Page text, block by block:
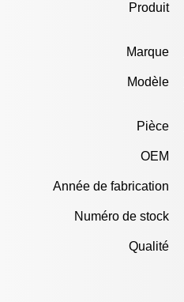
Produit
Marque
Modèle
Pièce
OEM
Année de fabrication
Numéro de stock
Qualité